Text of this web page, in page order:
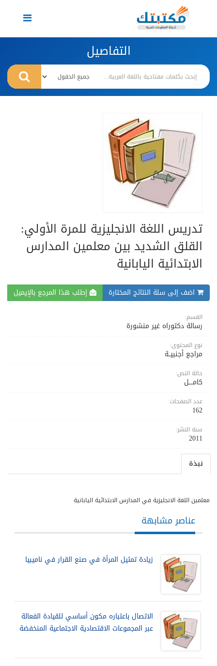
Toggle
navigation
التفاصيل
تدريس اللغة الانجليزية للمرة الأولي:
القلق الشديد بين معلمين المدارس
الابتدائية اليابانية
اضف إلى سلة النتائج المختارة إطلب هذا المرجع بالإيميل
القسم:
رسالة دكتوراه غير منشورة
نوع المحتوى:
مراجع أجنبيــة
حالة النص:
كامــــل
عدد الصفحات:
162
سنة النشر:
2011
نبذة
معلمين اللغة الانجليزية في المدارس الابتدائية اليابانية
عناصر مشابهة
زيادة تمثيل المرأة في صنع القرار في ناميبيا
الاتصال باعتباره مكون أساسي للقيادة الفعالة
عبر المجموعات الاقتصادية الاجتماعية المنخفضة